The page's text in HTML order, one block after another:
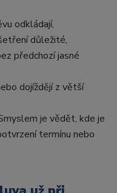
odkládají,
důležité,
předchozí jasné
dojíždějí z větší
je vědět, kde je
termínu nebo